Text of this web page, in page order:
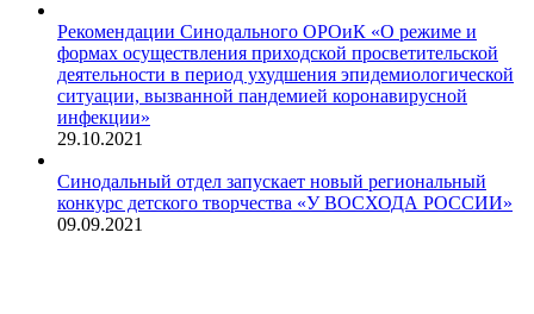
Рекомендации Синодального ОРОиК «О режиме и
формах осуществления приходской просветительской
деятельности в период ухудшения эпидемиологической
ситуации, вызванной пандемией коронавирусной
инфекции»
29.10.2021
Синодальный отдел запускает новый региональный
конкурс детского творчества «У ВОСХОДА РОССИИ»
09.09.2021